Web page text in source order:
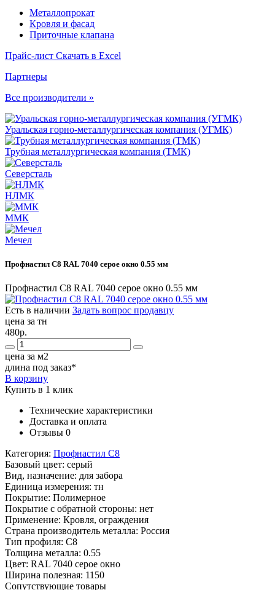
Металлопрокат
Кровля и фасад
Приточные клапана
Прайс-лист Скачать в Excel
Партнеры
Все производители »
Уральская горно-металлургическая компания (УГМК)
Трубная металлургическая компания (ТМК)
Северсталь
НЛМК
ММК
Мечел
Профнастил С8 RAL 7040 серое окно 0.55 мм
Профнастил С8 RAL 7040 серое окно 0.55 мм
Есть в наличии Задать вопрос продавцу
цена за тн
480р.
цена за м2
длина под заказ*
В корзину
Купить в 1 клик
Технические характеристики
Доставка и оплата
Отзывы 0
Категория: Профнастил С8
Базовый цвет: серый
Вид, назначение: для забора
Единица измерения: тн
Покрытие: Полимерное
Покрытие с обратной стороны: нет
Применение: Кровля, ограждения
Страна производитель металла: Россия
Тип профиля: С8
Толщина металла: 0.55
Цвет: RAL 7040 серое окно
Ширина полезная: 1150
Сопутствующие товары